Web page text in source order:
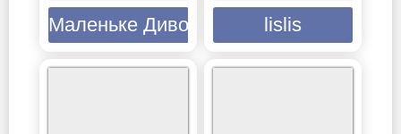
Маленьке Диво lislis